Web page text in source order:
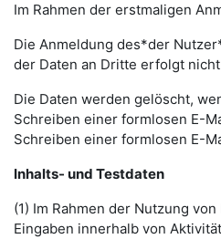
Im Rahmen der erstmaligen
Die Anmeldung des*der
der Daten an Dritte erfolgt
Die Daten werden gelöscht,
Schreiben einer formlosen E-
Schreiben einer formlosen E-
Inhalts- und Testdaten
(1) Im Rahmen der Nutzung
Eingaben innerhalb von